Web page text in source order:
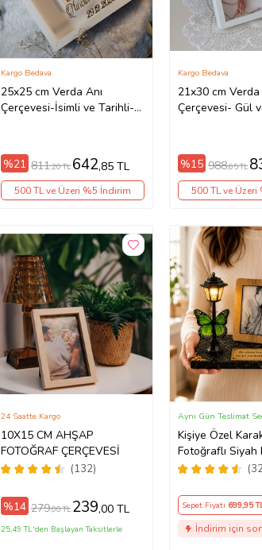
25x25 cm Verda Anı
Çerçevesi-İsimli ve Tarihli-
Kargo Bedava
%21 811,20 TL 642,85 TL
500 TL ve Üzeri %5 İndirim
21x30 cm Verda
Çerçevesi- Gül
Kargo Bedava
%15 988,65 TL
500 TL ve
10X15 CM AHŞAP
FOTOĞRAF ÇERÇEVESİ
(132)
24 Saatte Kargo
%14 279,00 TL 239,00 TL
25,49 TL'den Başlayan Taksitlerle
Kişiye Özel
Fotoğraflı Siyah
Desenli Masa
Aynı Gün Teslimat
Sepet Fiyatı 699,95
İndirim için son